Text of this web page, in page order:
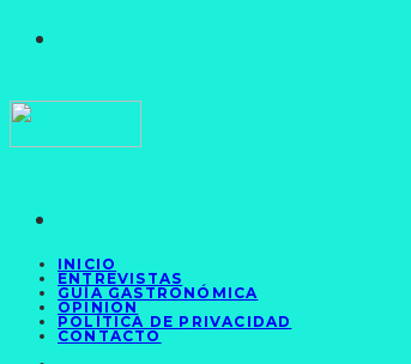
INICIO
ENTREVISTAS
GUÍA GASTRONÓMICA
OPINIÓN
POLÍTICA DE PRIVACIDAD
CONTACTO